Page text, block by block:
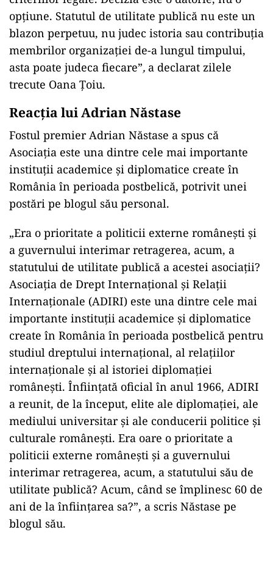
opțiune. Statutul de utilitate publică nu este un
blazon perpetuu, nu judec istoria sau contribuția
membrilor organizației de-a lungul timpului,
asta poate judeca fiecare”, a declarat zilele
trecute Oana Țoiu.
Reacția lui Adrian Năstase
Fostul premier Adrian Năstase a spus că
Asociația este una dintre cele mai importante
instituţii academice şi diplomatice create în
România în perioada postbelică, potrivit unei
postări pe blogul său personal.
„Era o prioritate a politicii externe româneşti şi
a guvernului interimar retragerea, acum, a
statutului de utilitate publică a acestei asociaţii?
Asociaţia de Drept Internaţional şi Relaţii
Internaţionale (ADIRI) este una dintre cele mai
importante instituţii academice şi diplomatice
create în România în perioada postbelică pentru
studiul dreptului internaţional, al relaţiilor
internaţionale şi al istoriei diplomaţiei
româneşti. Înfiinţată oficial în anul 1966, ADIRI
a reunit, de la început, elite ale diplomaţiei, ale
mediului universitar şi ale conducerii politice şi
culturale româneşti. Era oare o prioritate a
politicii externe româneşti şi a guvernului
interimar retragerea, acum, a statutului său de
utilitate publică? Acum, când se împlinesc 60 de
ani de la înfiinţarea sa?”, a scris Năstase pe
blogul său.